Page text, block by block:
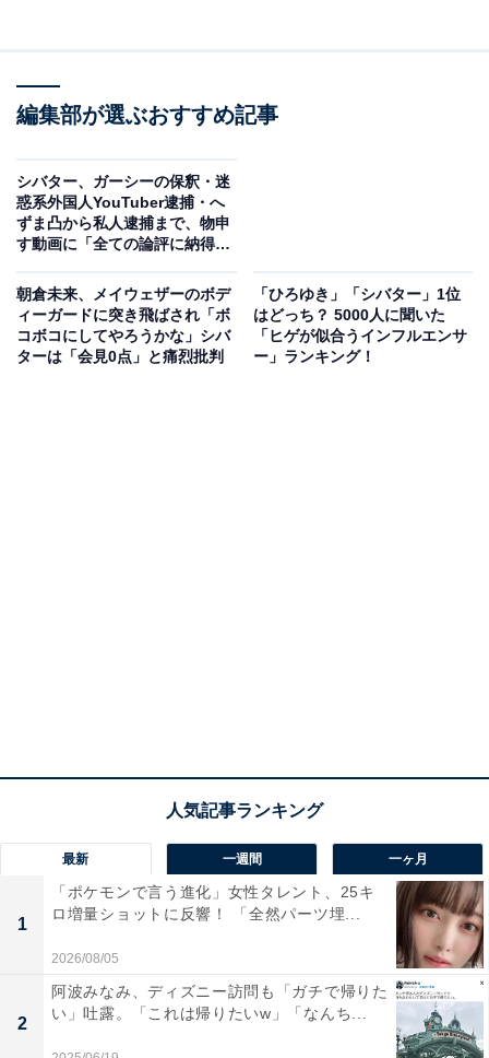
編集部が選ぶおすすめ記事
シバター、ガーシーの保釈・迷
惑系外国人YouTuber逮捕・へ
ずま凸から私人逮捕まで、物申
す動画に「全ての論評に納得、
朝倉未来、メイウェザーのボデ
ィーガードに突き飛ばされ「ボ
コボコにしてやろうかな」シバ
ターは「会見0点」と痛烈批判
「ひろゆき」「シバター」1位
はどっち？ 5000人に聞いた
「ヒゲが似合うインフルエンサ
ー」ランキング！
最新 一週間 一ヶ月
1
「ポケモンで言う進化」女性タレント、25キ
ロ増量ショットに反響！ 「全然パーツ埋...
2026/08/05
2
阿波みなみ、ディズニー訪問も「ガチで帰りた
い」吐露。「これは帰りたいw」「なんち...